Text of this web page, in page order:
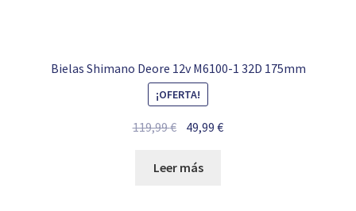
Bielas Shimano Deore 12v M6100-1 32D 175mm
¡OFERTA!
119,99€ El
original
49,99€El
Leer más